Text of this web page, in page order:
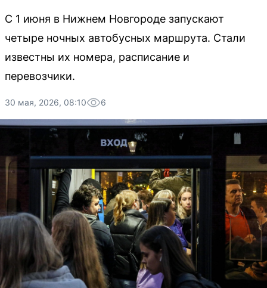
С 1 июня в Нижнем Новгороде запускают
четыре ночных автобусных маршрута. Стали
известны их номера, расписание и
перевозчики.
30 мая, 2026, 08:10 6